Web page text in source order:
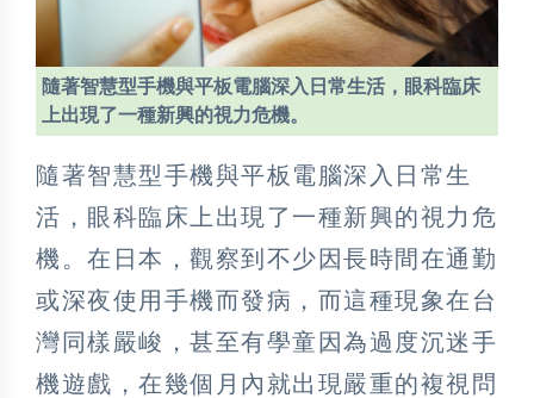
隨著智慧型手機與平板電腦深入日常生活，眼科臨床
上出現了一種新興的視力危機。
隨著智慧型手機與平板電腦深入日常生
活，眼科臨床上出現了一種新興的視力危
機。在日本，觀察到不少因長時間在通勤
或深夜使用手機而發病，而這種現象在台
灣同樣嚴峻，甚至有學童因為過度沉迷手
機遊戲，在幾個月內就出現嚴重的複視問